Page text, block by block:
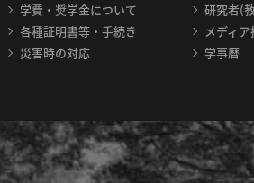
学費・奨学金について
各種証明書等・手続き
災害時の対応
研究者(
メディ
学事暦